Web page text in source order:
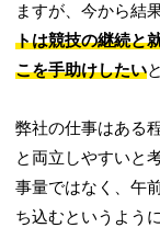
ますが、今から結
トは競技の継続と
こを手助けしたい
弊社の仕事はある
と両立しやすいと
事量ではなく、午
ち込むというよう